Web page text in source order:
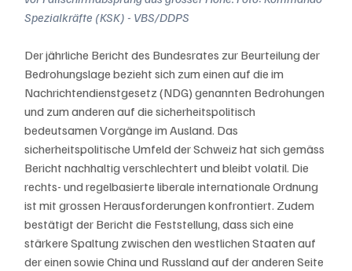
Spezialkräfte (KSK) - VBS/DDPS
Der jährliche Bericht des Bundesrates zur Beurteilung der
Bedrohungslage bezieht sich zum einen auf die im
Nachrichtendienstgesetz (NDG) genannten Bedrohungen
und zum anderen auf die sicherheitspolitisch
bedeutsamen Vorgänge im Ausland. Das
sicherheitspolitische Umfeld der Schweiz hat sich gemäss
Bericht nachhaltig verschlechtert und bleibt volatil. Die
rechts- und regelbasierte liberale internationale Ordnung
ist mit grossen Herausforderungen konfrontiert. Zudem
bestätigt der Bericht die Feststellung, dass sich eine
stärkere Spaltung zwischen den westlichen Staaten auf
der einen sowie China und Russland auf der anderen Seite